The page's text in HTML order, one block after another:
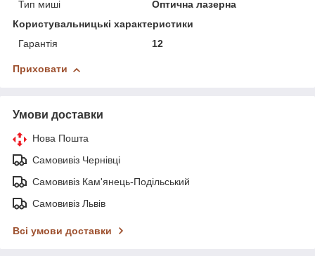
Тип миші
Оптична лазерна
Користувальницькі характеристики
Гарантія
12
Приховати
Умови доставки
Нова Пошта
Самовивіз Чернівці
Самовивіз Кам'янець-Подільський
Самовивіз Львів
Всі умови доставки